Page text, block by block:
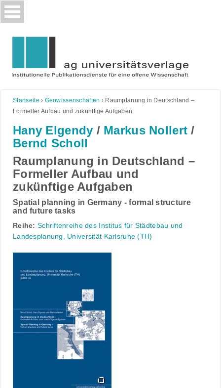
Skip
to
Startseite › Geowissenschaften › Raumplanung in Deutschland –
Formeller Aufbau und zukünftige Aufgaben
Hany Elgendy / Markus Nollert /
Bernd Scholl
Raumplanung in Deutschland –
Formeller Aufbau und
zukünftige Aufgaben
Spatial planning in Germany - formal structure
and future tasks
Reihe: Schriftenreihe des Institus für Städtebau und
Landesplanung, Universität Karlsruhe (TH)